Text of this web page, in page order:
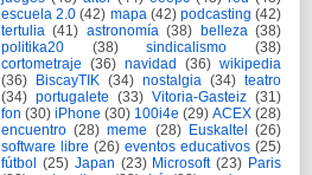
escuela 2.0 (42) mapa (42) podcasting (42)
tertulia (41) astronomía (38) belleza (38)
politika20
(38) sindicalismo
(38)
cortometraje (36) navidad (36) wikipedia
(36)
BiscayTIK (34) nostalgia (34) teatro
(34) portugalete (33) Vitoria-Gasteiz (31)
fon (30) iPhone (30) 100i4e (29) ACEX (28)
encuentro (28) meme (28) Euskaltel
(26)
software libre (26) eventos educativos (25)
fútbol (25) Japan (23) Microsoft (23) Paris